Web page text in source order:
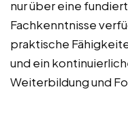
nur über eine
Fachkenntnisse
praktische
und ein
Weiterbildung und